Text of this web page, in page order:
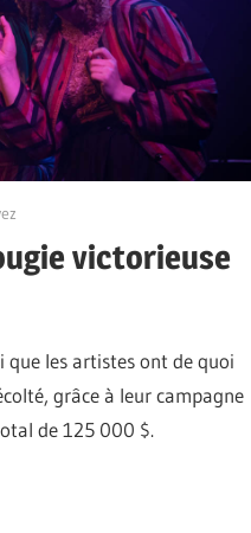
victorieuse
que les artistes ont de quoi
grâce à leur campagne
de 125 000 $.